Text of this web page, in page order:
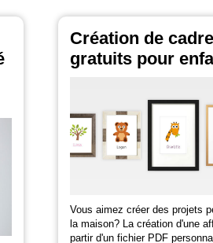
Création de
gratuits pour
Vous aimez créer des projets
la maison? La création d'une
partir d'un fichier PDF